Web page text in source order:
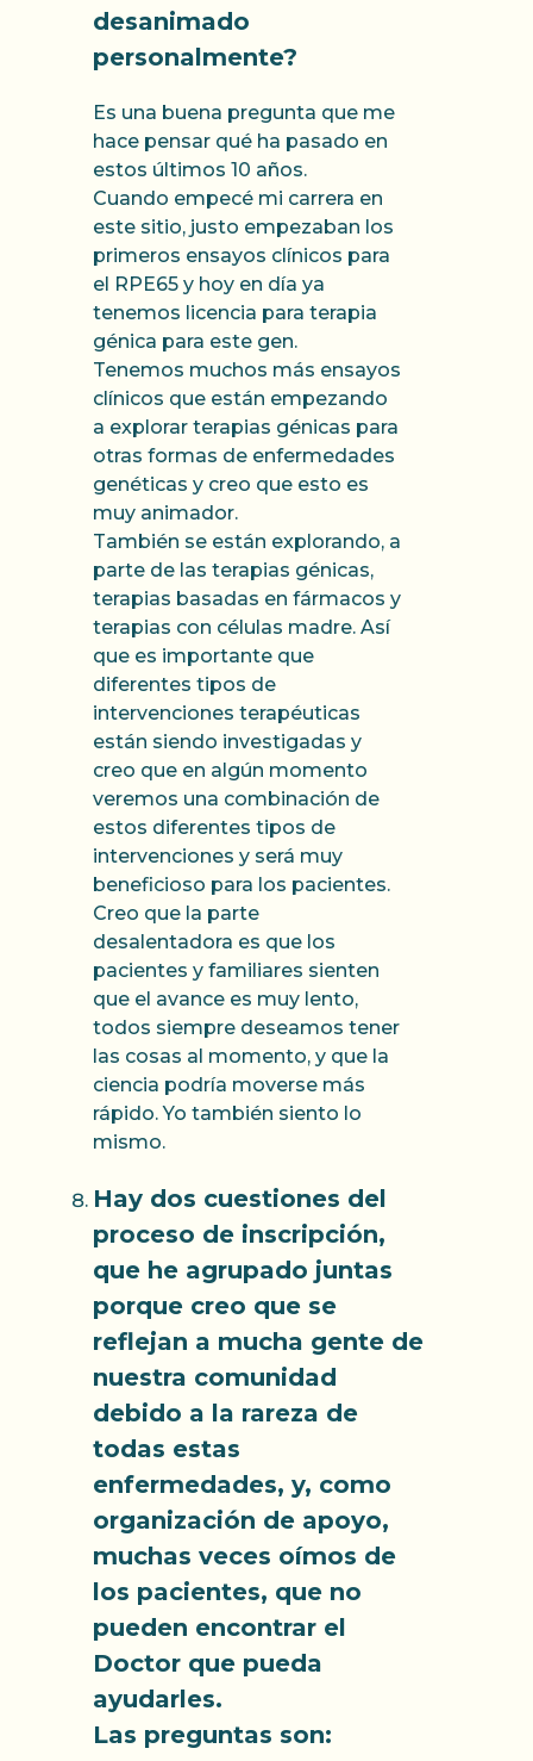
desanimado
personalmente?
Es una buena pregunta que me
hace pensar qué ha pasado en
estos últimos 10 años.
Cuando empecé mi carrera en
este sitio, justo empezaban los
primeros ensayos clínicos para
el RPE65 y hoy en día ya
tenemos licencia para terapia
génica para este gen.
Tenemos muchos más ensayos
clínicos que están empezando
a explorar terapias génicas para
otras formas de enfermedades
genéticas y creo que esto es
muy animador.
También se están explorando, a
parte de las terapias génicas,
terapias basadas en fármacos y
terapias con células madre. Así
que es importante que
diferentes tipos de
intervenciones terapéuticas
están siendo investigadas y
creo que en algún momento
veremos una combinación de
estos diferentes tipos de
intervenciones y será muy
beneficioso para los pacientes.
Creo que la parte
desalentadora es que los
pacientes y familiares sienten
que el avance es muy lento,
todos siempre deseamos tener
las cosas al momento, y que la
ciencia podría moverse más
rápido. Yo también siento lo
mismo.
Hay dos cuestiones del
proceso de inscripción,
que he agrupado juntas
porque creo que se
reflejan a mucha gente de
nuestra comunidad
debido a la rareza de
todas estas
enfermedades, y, como
organización de apoyo,
muchas veces oímos de
los pacientes, que no
pueden encontrar el
Doctor que pueda
ayudarles.
Las preguntas son: